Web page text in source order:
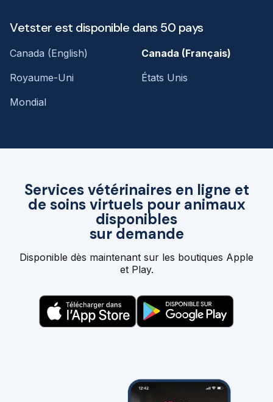
Services vétérinaires en ligne et
de soins virtuels pour animaux
disponibles
sur demande
Disponible dès maintenant sur les boutiques Apple
et Play.
Vetster est disponible dans 50 pays
Canada (English)
Canada (Français)
Royaume-Uni
États Unis
Mondial